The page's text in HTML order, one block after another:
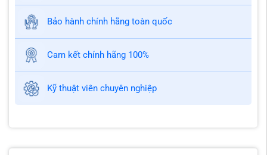
Bảo hành chính hãng toàn quốc
Cam kết chính hãng 100%
Kỹ thuật viên chuyên nghiệp